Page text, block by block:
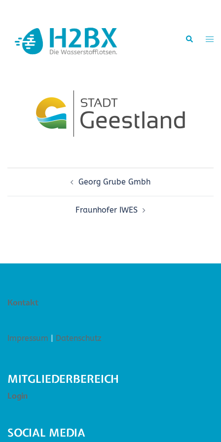
springen
Suche
BeitragsnavigationGeorg Grube Gmbh
Fraunhofer IWES
Kontakt
Impressum Datenschutz
MITGLIEDERBEREICH
Login
SOCIAL MEDIA